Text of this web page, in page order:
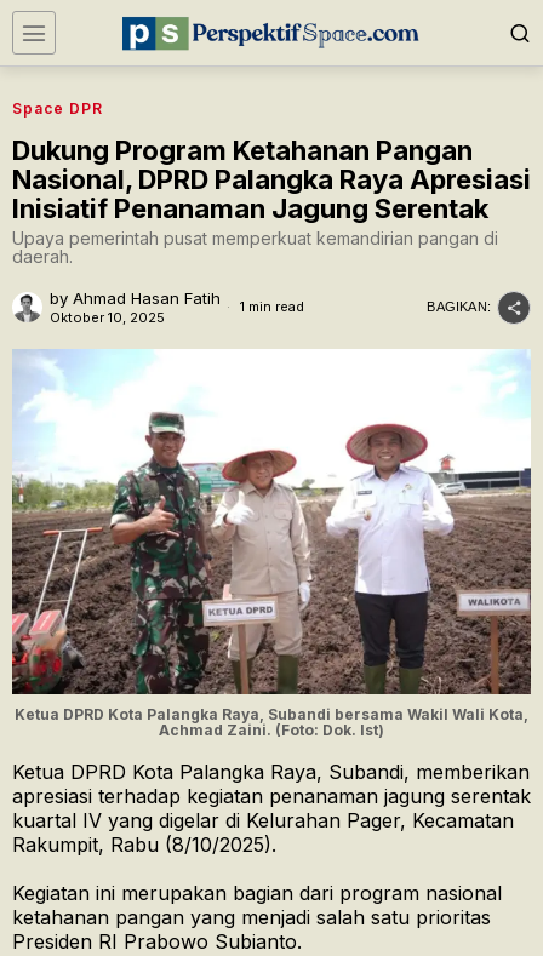
Space DPR
Dukung Program Ketahanan Pangan
Nasional, DPRD Palangka Raya Apresiasi
Inisiatif Penanaman Jagung Serentak
Upaya pemerintah pusat memperkuat kemandirian pangan di
daerah.
by Ahmad Hasan Fatih
Oktober 10, 2025
1 min read BAGIKAN:
Ketua DPRD Kota Palangka Raya, Subandi bersama Wakil Wali Kota,
Achmad Zaini. (Foto: Dok. Ist)
Ketua DPRD Kota Palangka Raya, Subandi, memberikan
apresiasi terhadap kegiatan penanaman jagung serentak
kuartal IV yang digelar di Kelurahan Pager, Kecamatan
Rakumpit, Rabu (8/10/2025).
Kegiatan ini merupakan bagian dari program nasional
ketahanan pangan yang menjadi salah satu prioritas
Presiden RI Prabowo Subianto.